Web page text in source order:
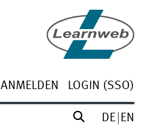
ANMELDEN LOGIN (SSO)
DE EN